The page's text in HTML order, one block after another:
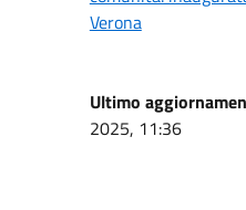
Verona
Ultimo
2025, 11:36